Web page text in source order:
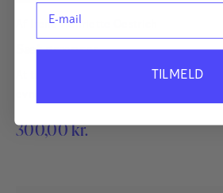
Irene Henriette Oestrich
Sæt grænser
At turde sætte grænser kræver en særlig
300,00kr.
E-mail
TILMELD